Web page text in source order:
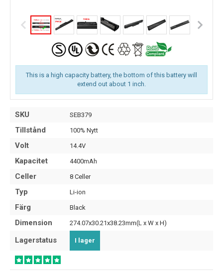
This is a high capacity battery, the bottom of this battery will
extend out about 1 inch.
SKU SEB379
Tillstånd 100% Nytt
Volt 14.4V
Kapacitet 4400mAh
Celler 8 Celler
Typ Li-ion
Färg Black
Dimension 274.07x30.21x38.23mm(L x W x H)
Lagerstatus I lager